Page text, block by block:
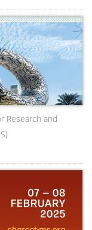
Research and